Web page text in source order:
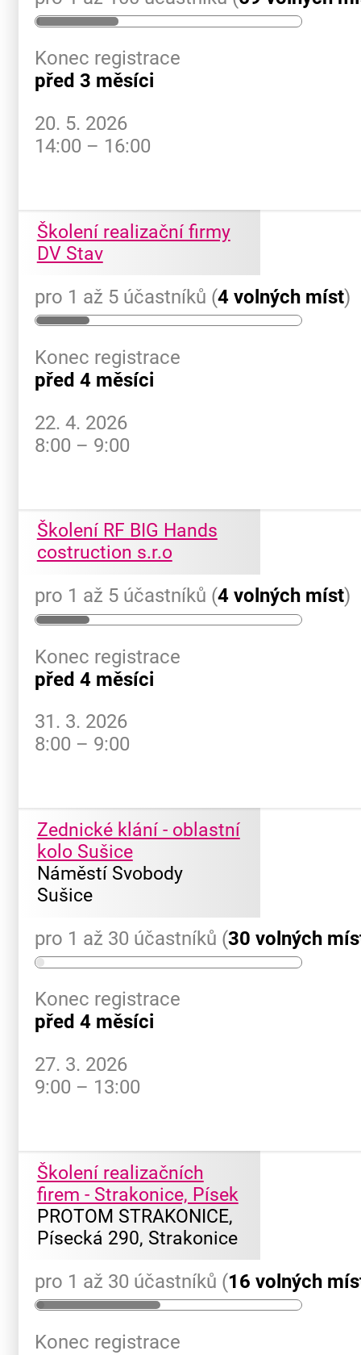
Konec registrace
před 3 měsíci
20. 5. 2026
14:00 – 16:00
Školení realizační firmy
DV Stav
pro 1 až 5 účastníků (4 volných míst)
Konec registrace
před 4 měsíci
22. 4. 2026
8:00 – 9:00
Školení RF BIG Hands
costruction s.r.o
pro 1 až 5 účastníků (4 volných míst)
Konec registrace
před 4 měsíci
31. 3. 2026
8:00 – 9:00
Zednické klání - oblastní
kolo Sušice
Náměstí Svobody
Sušice
pro 1 až 30 účastníků (30 volných
Konec registrace
před 4 měsíci
27. 3. 2026
9:00 – 13:00
Školení realizačních
firem - Strakonice, Písek
PROTOM STRAKONICE,
Písecká 290, Strakonice
pro 1 až 30 účastníků (16 volných
Konec registrace